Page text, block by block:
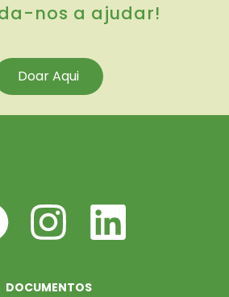
nos a ajudar!
Doar Aqui
DOCUMENTOS